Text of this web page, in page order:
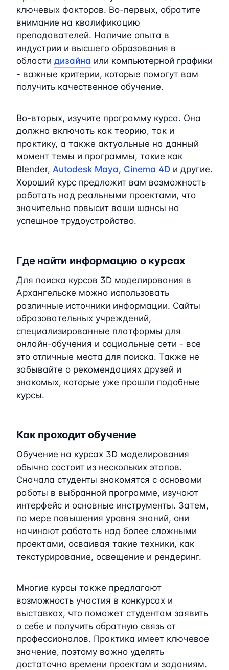
ключевых факторов. Во-первых, обратите
внимание на квалификацию
преподавателей. Наличие опыта в
индустрии и высшего образования в
области дизайна или компьютерной графики
- важные критерии, которые помогут вам
получить качественное обучение.
Во-вторых, изучите программу курса. Она
должна включать как теорию, так и
практику, а также актуальные на данный
момент темы и программы, такие как
Blender, Autodesk Maya, Cinema 4D и другие.
Хороший курс предложит вам возможность
работать над реальными проектами, что
значительно повысит ваши шансы на
успешное трудоустройство.
Где найти информацию о курсах
Для поиска курсов 3D моделирования в
Архангельске можно использовать
различные источники информации. Сайты
образовательных учреждений,
специализированные платформы для
онлайн-обучения и социальные сети - все
это отличные места для поиска. Также не
забывайте о рекомендациях друзей и
знакомых, которые уже прошли подобные
курсы.
Как проходит обучение
Обучение на курсах 3D моделирования
обычно состоит из нескольких этапов.
Сначала студенты знакомятся с основами
работы в выбранной программе, изучают
интерфейс и основные инструменты. Затем,
по мере повышения уровня знаний, они
начинают работать над более сложными
проектами, осваивая такие техники, как
текстурирование, освещение и рендеринг.
Многие курсы также предлагают
возможность участия в конкурсах и
выставках, что поможет студентам заявить
о себе и получить обратную связь от
профессионалов. Практика имеет ключевое
значение, поэтому важно уделять
достаточно времени проектам и заданиям.